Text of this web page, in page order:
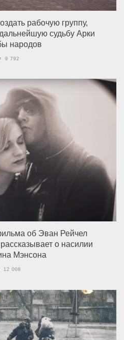
рабочую группу,
судьбу Арки
народов
9 792
об Эван Рейчел
о насилии
Мэнсона
12 008